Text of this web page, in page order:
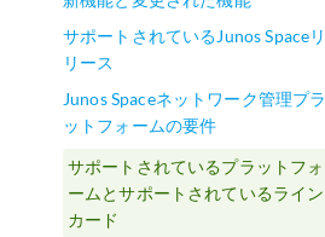
サポートされているJunos Spaceリ
リース
Junos Spaceネットワーク管理プラ
ットフォームの要件
サポートされているプラットフォ
ームとサポートされているライン
カード